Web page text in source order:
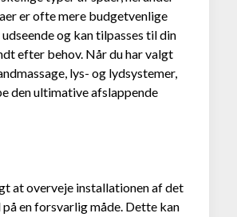
er ofte mere budgetvenlige
og kan tilpasses til din
efter behov. Når du har valgt
lys- og lydsystemer,
den ultimative afslappende
at overveje installationen af det
en forsvarlig måde. Dette kan